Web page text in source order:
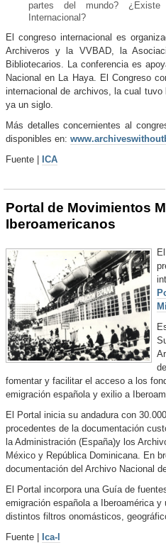
partes del mundo? ¿Existe
Internacional?
El congreso internacional es
Archiveros y la VVBAD, la
Bibliotecarios. La conferencia es
Nacional en La Haya. El Congreso
internacional de archivos, la cual
ya un siglo.
Más detalles concernientes al
disponibles en:
Fuente | ICA
Portal de Movimientos
Iberoamericanos
fomentar y facilitar el acceso a los
emigración española y exilio a
El Portal inicia su andadura con
procedentes de la documentación
la Administración (España)y los
México y República Dominicana. En
documentación del Archivo Nacional
El Portal incorpora una Guía de
emigración española a Iberoamérica
distintos filtros onomásticos,
Fuente | Ica-l